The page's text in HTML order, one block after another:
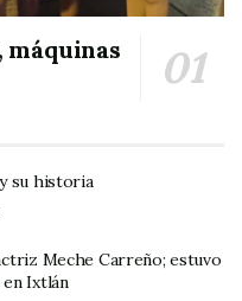
máquinas
su historia
Meche Carreño; estuvo
Ixtlán